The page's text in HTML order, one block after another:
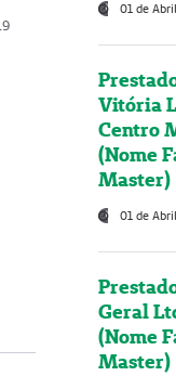
01 de
Vitória
Centro
(Nome
Master)
01 de
Geral
(Nome
Master)